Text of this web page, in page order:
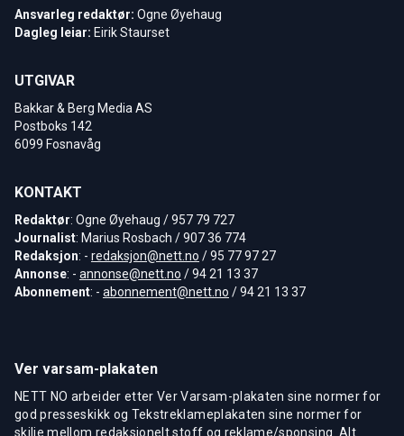
Ansvarleg redaktør: Ogne Øyehaug
Dagleg leiar: Eirik Staurset
UTGIVAR
Bakkar & Berg Media AS
Postboks 142
6099 Fosnavåg
KONTAKT
Redaktør: Ogne Øyehaug / 957 79 727
Journalist: Marius Rosbach / 907 36 774
Redaksjon: - redaksjon@nett.no / 95 77 97 27
Annonse: - annonse@nett.no / 94 21 13 37
Abonnement: - abonnement@nett.no / 94 21 13 37
Ver varsam-plakaten
NETT NO arbeider etter Ver Varsam-plakaten sine normer for
god presseskikk og Tekstreklameplakaten sine normer for
skilje mellom redaksjonelt stoff og reklame/sponsing. Alt